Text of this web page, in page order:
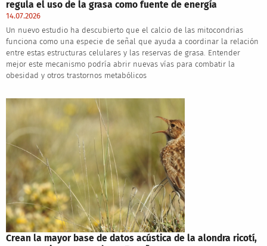
regula el uso de la grasa como fuente de energía
14.07.2026
Un nuevo estudio ha descubierto que el calcio de las mitocondrias
funciona como una especie de señal que ayuda a coordinar la relación
entre estas estructuras celulares y las reservas de grasa. Entender
mejor este mecanismo podría abrir nuevas vías para combatir la
obesidad y otros trastornos metabólicos
Crean la mayor base de datos acústica de la alondra ricotí,